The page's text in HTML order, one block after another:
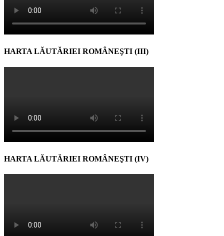
HARTA LĂUTĂRIEI ROMÂNEŞTI (III)
HARTA LĂUTĂRIEI ROMÂNEŞTI (IV)